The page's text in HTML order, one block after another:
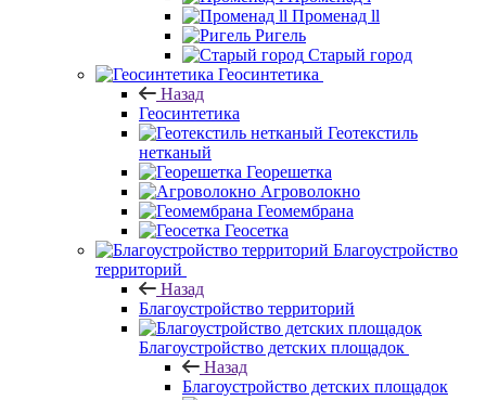
Променад ll
Ригель
Старый город
Геосинтетика
Назад
Геосинтетика
Геотекстиль
нетканый
Георешетка
Агроволокно
Геомембрана
Геосетка
Благоустройство
территорий
Назад
Благоустройство территорий
Благоустройство детских площадок
Назад
Благоустройство детских площадок